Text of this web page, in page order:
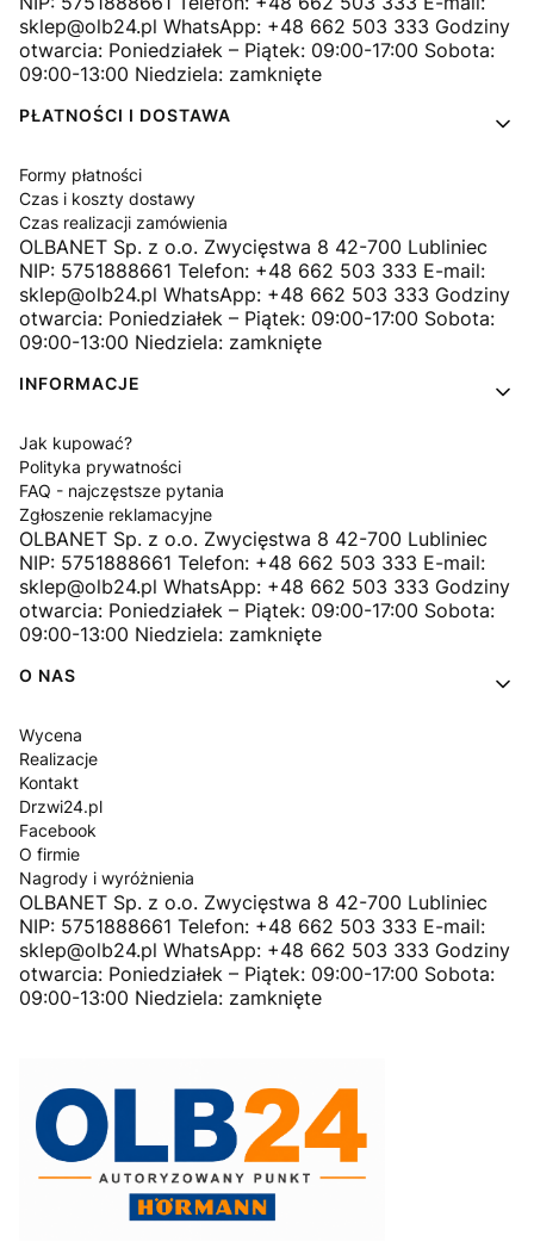
sklep@olb24.pl WhatsApp: +48 662 503 333 Godziny
otwarcia: Poniedziałek – Piątek: 09:00-17:00 Sobota:
09:00-13:00 Niedziela: zamknięte
PŁATNOŚCI I DOSTAWA
Formy płatności
Czas i koszty dostawy
Czas realizacji zamówienia
OLBANET Sp. z o.o. Zwycięstwa 8 42-700 Lubliniec
NIP: 5751888661 Telefon: +48 662 503 333 E-mail:
sklep@olb24.pl WhatsApp: +48 662 503 333 Godziny
otwarcia: Poniedziałek – Piątek: 09:00-17:00 Sobota:
09:00-13:00 Niedziela: zamknięte
INFORMACJE
Jak kupować?
Polityka prywatności
FAQ - najczęstsze pytania
Zgłoszenie reklamacyjne
OLBANET Sp. z o.o. Zwycięstwa 8 42-700 Lubliniec
NIP: 5751888661 Telefon: +48 662 503 333 E-mail:
sklep@olb24.pl WhatsApp: +48 662 503 333 Godziny
otwarcia: Poniedziałek – Piątek: 09:00-17:00 Sobota:
09:00-13:00 Niedziela: zamknięte
O NAS
Wycena
Realizacje
Kontakt
Drzwi24.pl
Facebook
O firmie
Nagrody i wyróżnienia
OLBANET Sp. z o.o. Zwycięstwa 8 42-700 Lubliniec
NIP: 5751888661 Telefon: +48 662 503 333 E-mail:
sklep@olb24.pl WhatsApp: +48 662 503 333 Godziny
otwarcia: Poniedziałek – Piątek: 09:00-17:00 Sobota:
09:00-13:00 Niedziela: zamknięte